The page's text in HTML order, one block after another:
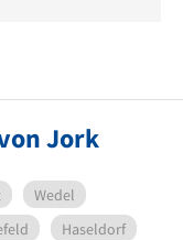
Jork
Wedel
Haseldorf